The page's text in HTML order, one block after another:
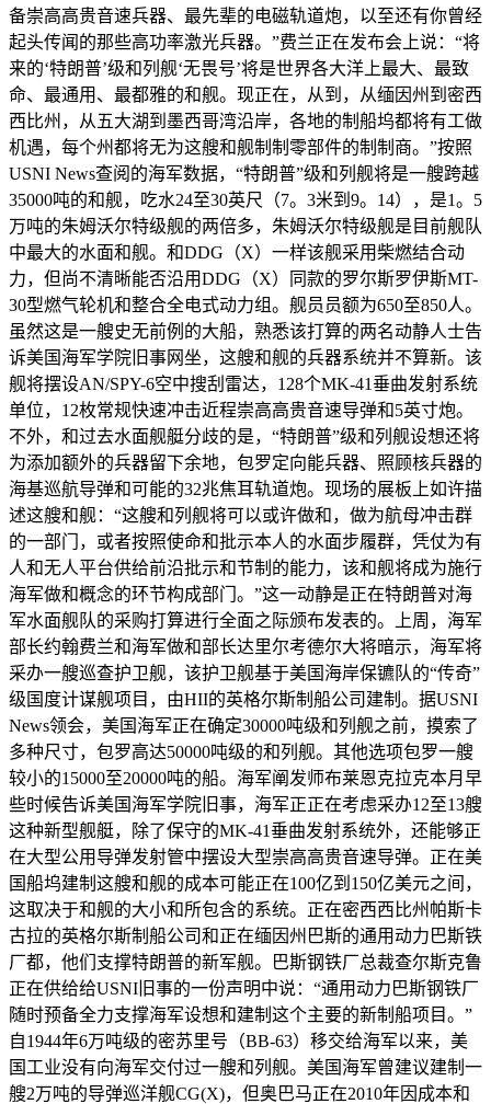
备崇高高贵音速兵器、最先辈的电磁轨道炮，以至还有你曾经
起头传闻的那些高功率激光兵器。”费兰正在发布会上说：“将
来的‘特朗普’级和列舰‘无畏号’将是世界各大洋上最大、最致
命、最通用、最都雅的和舰。现正在，从到，从缅因州到密西
西比州，从五大湖到墨西哥湾沿岸，各地的制船坞都将有工做
机遇，每个州都将无为这艘和舰制制零部件的制制商。”按照
USNI News查阅的海军数据，“特朗普”级和列舰将是一艘跨越
35000吨的和舰，吃水24至30英尺（7。3米到9。14），是1。5
万吨的朱姆沃尔特级舰的两倍多，朱姆沃尔特级舰是目前舰队
中最大的水面和舰。和DDG（X）一样该舰采用柴燃结合动
力，但尚不清晰能否沿用DDG（X）同款的罗尔斯罗伊斯MT-
30型燃气轮机和整合全电式动力组。舰员员额为650至850人。
虽然这是一艘史无前例的大船，熟悉该打算的两名动静人士告
诉美国海军学院旧事网坐，这艘和舰的兵器系统并不算新。该
舰将摆设AN/SPY-6空中搜刮雷达，128个MK-41垂曲发射系统
单位，12枚常规快速冲击近程崇高高贵音速导弹和5英寸炮。
不外，和过去水面舰艇分歧的是，“特朗普”级和列舰设想还将
为添加额外的兵器留下余地，包罗定向能兵器、照顾核兵器的
海基巡航导弹和可能的32兆焦耳轨道炮。现场的展板上如许描
述这艘和舰：“这艘和列舰将可以或许做和，做为航母冲击群
的一部门，或者按照使命和批示本人的水面步履群，凭仗为有
人和无人平台供给前沿批示和节制的能力，该和舰将成为施行
海军做和概念的环节构成部门。”这一动静是正在特朗普对海
军水面舰队的采购打算进行全面之际颁布发表的。上周，海军
部长约翰费兰和海军做和部长达里尔考德尔大将暗示，海军将
采办一艘巡查护卫舰，该护卫舰基于美国海岸保镳队的“传奇”
级国度计谋舰项目，由HII的英格尔斯制船公司建制。据USNI
News领会，美国海军正在确定30000吨级和列舰之前，摸索了
多种尺寸，包罗高达50000吨级的和列舰。其他选项包罗一艘
较小的15000至20000吨的船。海军阐发师布莱恩克拉克本月早
些时候告诉美国海军学院旧事，海军正正在考虑采办12至13艘
这种新型舰艇，除了保守的MK-41垂曲发射系统外，还能够正
在大型公用导弹发射管中摆设大型崇高高贵音速导弹。正在美
国船坞建制这艘和舰的成本可能正在100亿到150亿美元之间，
这取决于和舰的大小和所包含的系统。正在密西西比州帕斯卡
古拉的英格尔斯制船公司和正在缅因州巴斯的通用动力巴斯铁
厂都，他们支撑特朗普的新军舰。巴斯钢铁厂总裁查尔斯克鲁
正在供给给USNI旧事的一份声明中说：“通用动力巴斯钢铁厂
随时预备全力支撑海军设想和建制这个主要的新制船项目。”
自1944年6万吨级的密苏里号（BB-63）移交给海军以来，美
国工业没有向海军交付过一艘和列舰。美国海军曾建议建制一
艘2万吨的导弹巡洋舰CG(X)，但奥巴马正在2010年因成本和